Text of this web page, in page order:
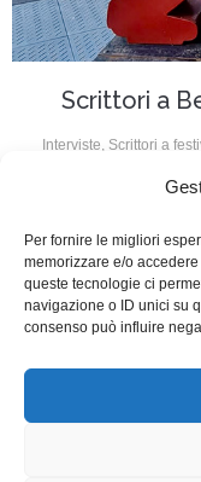
Per fornire le migliori
memorizzare e/o
queste tecnologie ci
navigazione o ID unici su
consenso può influire
Scrittori a
Interviste, Scrittori a
Il nostro socio
Costabile il film
dopo essere stato
nella sezione